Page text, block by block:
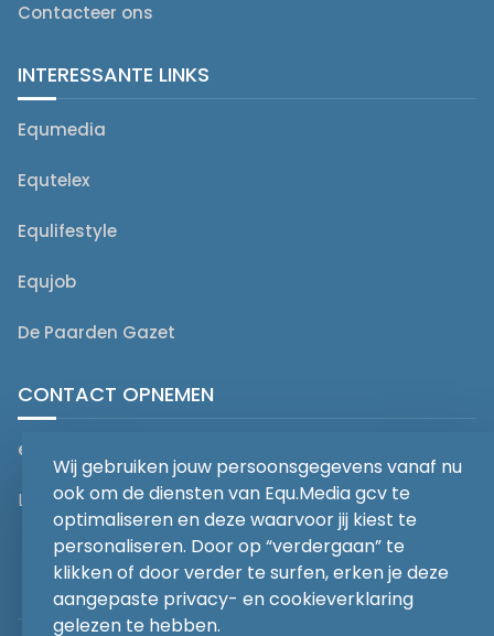
Contacteer ons
INTERESSANTE LINKS
Equmedia
Equtelex
Equlifestyle
Equjob
De Paarden Gazet
CONTACT OPNEMEN
editorial@equmedia.be
Langendamdreef 22 9880 Aalter België
Wij gebruiken jouw persoonsgegevens vanaf nu
ook om de diensten van Equ.Media gcv te
optimaliseren en deze waarvoor jij kiest te
personaliseren. Door op “verdergaan” te
klikken of door verder te surfen, erken je deze
aangepaste privacy- en cookieverklaring
gelezen te hebben.